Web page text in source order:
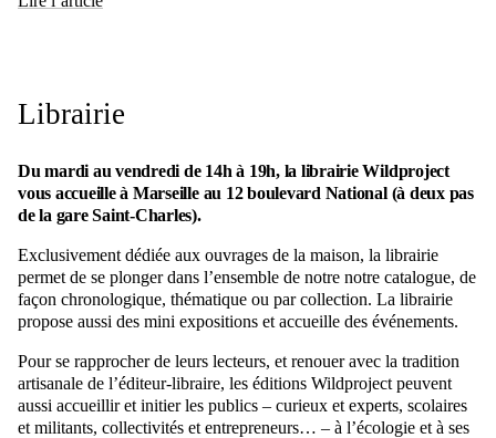
Librairie
Du mardi au vendredi de 14h à 19h, la librairie Wildproject
vous accueille à Marseille au 12 boulevard National (à deux pas
de la gare Saint-Charles).
Exclusivement dédiée aux ouvrages de la maison, la librairie
permet de se plonger dans l’ensemble de notre notre catalogue, de
façon chronologique, thématique ou par collection. La librairie
propose aussi des mini expositions et accueille des événements.
Pour se rapprocher de leurs lecteurs, et renouer avec la tradition
artisanale de l’éditeur-libraire, les éditions Wildproject peuvent
aussi accueillir et initier les publics – curieux et experts, scolaires
et militants, collectivités et entrepreneurs… – à l’écologie et à ses